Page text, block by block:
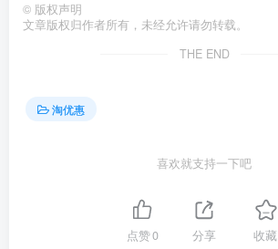
© 版权声明
文章版权归作者所有，未经允许请勿转载。
THE END
淘优惠
喜欢就支持一下吧
点赞0 分享 收藏